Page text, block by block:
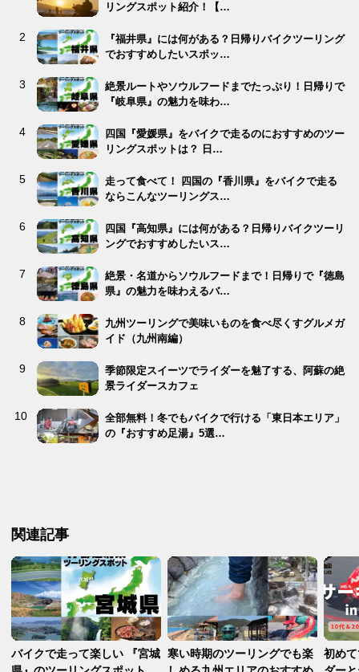
リングスポット紹介！【…
『福井県』には何がある？日帰りバイクツーリング
でおすすめしたいスポッ…
絶景ルートやソウルフードまでたっぷり！日帰りで
『岐阜県』の魅力を味わ…
四国『愛媛県』をバイクで走るのにおすすめのツー
リングスポットは？ 日…
走って食べて！ 四国の『香川県』をバイクで走る
ならこんなツーリングス…
四国『高知県』には何がある？日帰りバイクツーリ
ングでおすすめしたいス…
絶景・名道からソウルフードまで！日帰りで『徳島
県』の魅力を味わえるバ…
九州ツーリングで美味いものを食べ尽くすグルメガ
イド（九州南編）
季節限定スイーツでライダーを魅了する、阿蘇の絶
景ライダースカフェ
全部無料！冬でもバイクで行ける「東日本エリア」
の『おすすめ足湯』5選…
関連記事
バイクで走って楽しい 『宮城 寒い時期のツーリングでも楽
初め